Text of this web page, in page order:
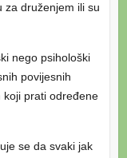
za druženjem ili su
nego psihološki
povijesnih
koji prati određene
se da svaki jak